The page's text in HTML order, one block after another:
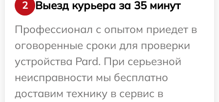
2
Выезд курьера за 35 минут
Профессионал с опытом приедет в
оговоренные сроки для проверки
устройства Pard. При серьезной
неисправности мы бесплатно
доставим технику в сервис в